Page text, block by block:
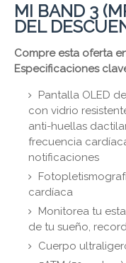
MI BAND 3
DEL
Compre esta oferta
Especificaciones
Pantalla OLED
con vidrio
anti-huellas
frecuencia
notificaciones
cardíaca
Monitorea tu
de tu sueño,
Cuerpo